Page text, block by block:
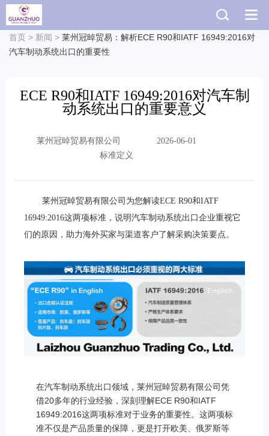
首页 > 新闻 > 莱州冠晫贸易：解析ECE R90和IATF 16949:2016对
汽车制动系统出口的重要性
ECE R90和IATF 16949:2016对汽车制
动系统出口的重要意义
莱州冠晫贸易有限公司
2026-06-01
标准定义
莱州冠晫贸易有限公司为您解读ECE R90和IATF
16949:2016这两项标准，说明汽车制动系统出口企业重视它
们的原因，助力海外买家与渠道客户了解采购决策要点。
在汽车制动系统出口领域，莱州冠晫贸易有限公司凭
借20多年的行业经验，深刻理解ECE R90和IATF
16949:2016这两项标准对于业务的重要性。这两项标
准不仅是产品质量的保障，更是打开欧美、俄罗斯等